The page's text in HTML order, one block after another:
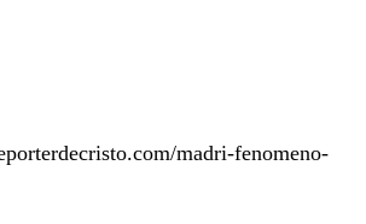
madri-fenomeno-